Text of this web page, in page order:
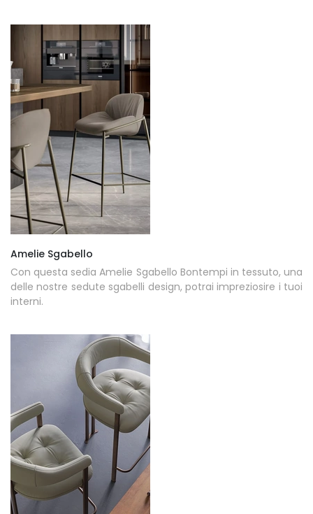
Amelie Sgabello
Con questa sedia Amelie Sgabello Bontempi in tessuto, una
delle nostre sedute sgabelli design, potrai impreziosire i tuoi
interni.